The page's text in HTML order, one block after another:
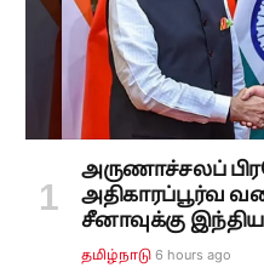
அருணாச்சலப்
அதிகாரப்பூர்வ
சீனாவுக்கு
தமிழ்நாடு 6 hours ago